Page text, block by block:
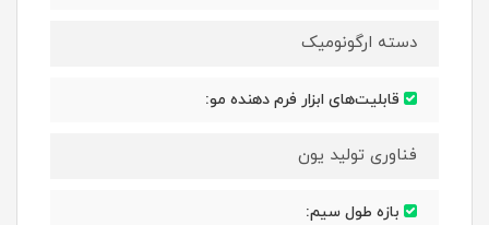
دسته ارگونومیک
قابلیت‌های ابزار فرم دهنده مو:
فناوری تولید یون
بازه طول سیم: